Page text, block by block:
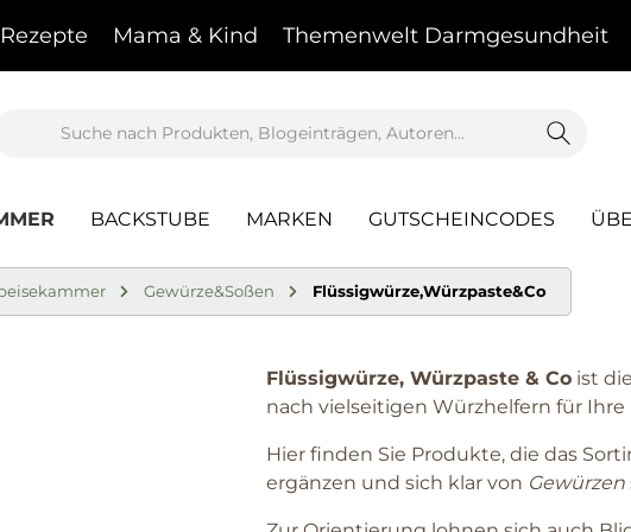
Rezepte Mama & Kind Themenwelt Darmgesundheit
BACKSTUBE MARKEN GUTSCHEINCODES
Gewürze&Soßen Flüssigwürze,Würzpaste&Co
Flüssigwürze, Würzpaste & Co ist
nach vielseitigen Würzhelfern für Ihre
Hier finden Sie Produkte, die das
ergänzen und sich klar von Gewürzen